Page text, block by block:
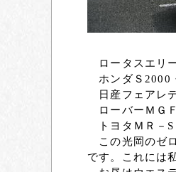
ロータスエリ
ホンダＳ2000
日産フェアレ
ローバーＭＧ
トヨタＭＲ－S
この光岡のゼ
です。これには